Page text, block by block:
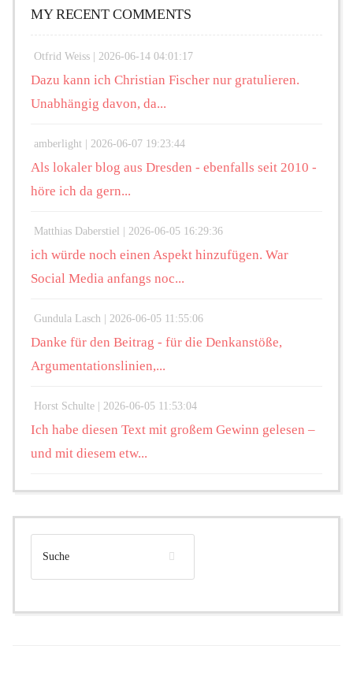
MY RECENT COMMENTS
Otfrid Weiss | 2026-06-14 04:01:17
Dazu kann ich Christian Fischer nur gratulieren.
Unabhängig davon, da...
amberlight | 2026-06-07 19:23:44
Als lokaler blog aus Dresden - ebenfalls seit 2010 -
höre ich da gern...
Matthias Daberstiel | 2026-06-05 16:29:36
ich würde noch einen Aspekt hinzufügen. War
Social Media anfangs noc...
Gundula Lasch | 2026-06-05 11:55:06
Danke für den Beitrag - für die Denkanstöße,
Argumentationslinien,...
Horst Schulte | 2026-06-05 11:53:04
Ich habe diesen Text mit großem Gewinn gelesen –
und mit diesem etw...